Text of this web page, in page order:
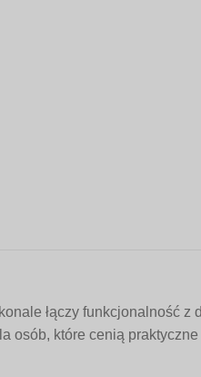
łączy funkcjonalność
osób, które cenią